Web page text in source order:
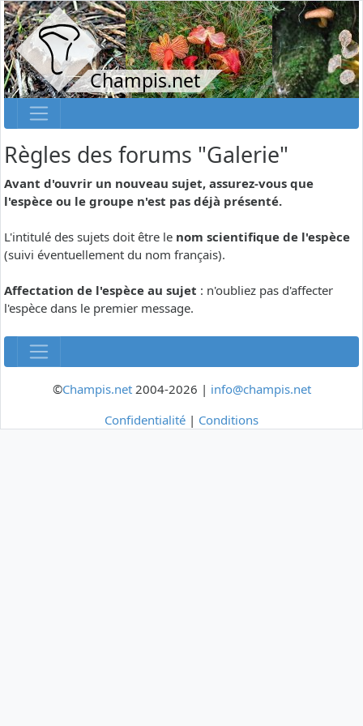
Champis.net
Règles des forums "Galerie"
Avant d'ouvrir un nouveau sujet, assurez-vous que
l'espèce ou le groupe n'est pas déjà présenté.
L'intitulé des sujets doit être le nom scientifique de l'espèce
(suivi éventuellement du nom français).
Affectation de l'espèce au sujet : n'oubliez pas d'affecter
l'espèce dans le premier message.
©Champis.net2004-2026 | info@champis.net
Confidentialité | Conditions